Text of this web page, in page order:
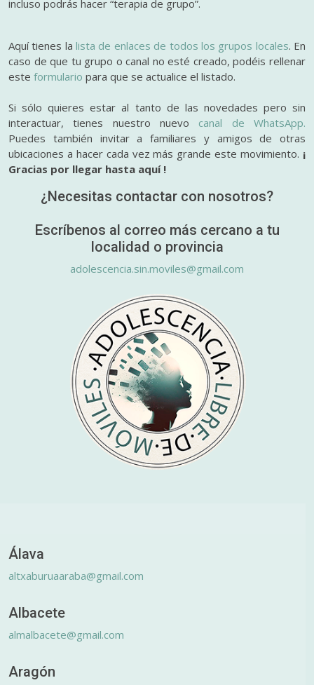
incluso podrás hacer “terapia de grupo”.
Aquí tienes lalista de enlaces de todos los grupos locales. En
caso de que tu grupo o canal no esté creado, podéis rellenar
este formulario para que se actualice el listado.
Si sólo quieres estar al tanto de las novedades pero sin
interactuar, tienes nuestro nuevo canal de WhatsApp.
Puedes también invitar a familiares y amigos de otras
ubicaciones a hacer cada vez más grande este movimiento. ¡
Gracias por llegar hasta aquí !
¿Necesitas contactar con nosotros?
Escríbenos al correo más cercano a tu
localidad o provincia
adolescencia.sin.moviles@gmail.com
Álava
altxaburuaaraba@gmail.com
Albacete
almalbacete@gmail.com
Aragón